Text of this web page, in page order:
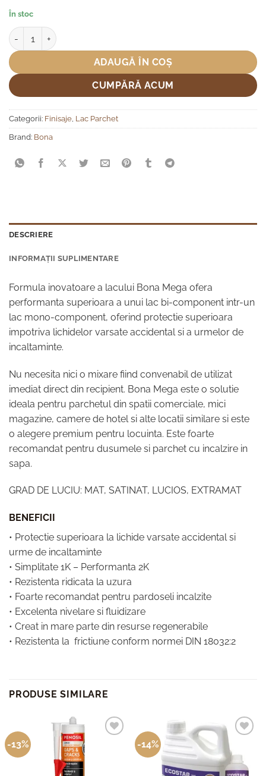
În stoc
Cantitate Lac pentru Parchet Bona Mega
ADAUGĂ ÎN COȘ
CUMPĂRĂ ACUM
Categorii: Finisaje Lac Parchet
Brand: Bona
DESCRIERE
INFORMAȚII SUPLIMENTARE
Formula inovatoare a lacului Bona Mega ofera
performanta superioara a unui lac bi-component intr-un
lac mono-component, oferind protectie superioara
impotriva lichidelor varsate accidental si a urmelor de
incaltaminte.
Nu necesita nici o mixare fiind convenabil de utilizat
imediat direct din recipient. Bona Mega este o solutie
ideala pentru parchetul din spatii comerciale, mici
magazine, camere de hotel si alte locatii similare si este
o alegere premium pentru locuinta. Este foarte
recomandat pentru dusumele si parchet cu incalzire in
sapa.
GRAD DE LUCIU: MAT, SATINAT, LUCIOS, EXTRAMAT
BENEFICII
• Protectie superioara la lichide varsate accidental si
urme de incaltaminte
• Simplitate 1K – Performanta 2K
• Rezistenta ridicata la uzura
• Foarte recomandat pentru pardoseli incalzite
• Excelenta nivelare si fluidizare
• Creat in mare parte din resurse regenerabile
• Rezistenta la frictiune conform normei DIN 18032:2
PRODUSE SIMILARE
-13% -14%